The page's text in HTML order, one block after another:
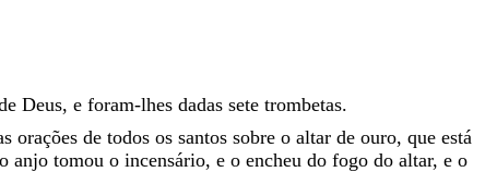
Deus, e foram-lhes dadas sete trombetas.
orações de todos os santos sobre o altar de ouro, que está
o anjo tomou o incensário, e o encheu do fogo do altar, e o